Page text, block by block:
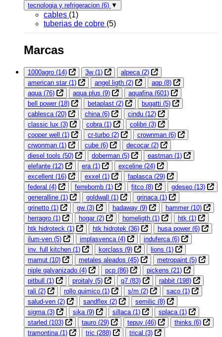
tecnologia y refrigeracion (6) ▼
cables (1)
tuberias de cobre (5)
Marcas
1000agro (14) 3w (1) alpeca (2)
american star (1) angel ligth (2) aqp (8)
aqua (76) aqua plus (9) aquafina (601)
bell power (18) betaplast (2) bugatti (5)
cablesca (20) china (6) cindu (12)
classic lux (3) cobra (1) colibri (3)
cooper well (1) cr-turbo (2) crownman (6)
crwonman (1) cube (6) decocar (2)
diesel tools (50) doberman (5) eastman (1)
elefante (12) era (1) exceline (24)
excellent (16) exxel (1) faplasca (29)
federal (4) ferrebomb (1) fitco (8) gdeseo (13)
generalline (1) goldwall (1) grinaca (1)
grinetto (1) gw (3) hadaway (9) hammer (10)
herragro (1) hogar (2) homeligth (1) htk (1)
htk hidroteck (1) htk hidrotek (36) husa power (6)
ilum-ven (5) implasvenca (4) induferca (6)
inv. full kitchen (1) korclass (9) lions (1)
mamut (10) metales aleados (45) metropaint (5)
niple galvanizado (4) pcp (86) pickens (21)
pitbull (1) proitaly (5) q7 (83) rabbit (198)
rali (2) rollo quimico (1) s/m (2) saco (1)
salud-ven (2) sandflex (2) semilic (8)
sigma (3) sika (9) sillaca (1) splaca (1)
starled (103) tauro (29) tepuy (46) thinks (6)
tramontina (1) tric (288) trical (3)